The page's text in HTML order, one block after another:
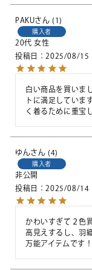
PAKU 1
購入者
20代 女性
投稿日
2025/08/15
白い商品を買いま
トに満足していま
く着るために重宝
ゆん 4
購入者
非公開
投稿日
2025/08/14
かわいすぎて２色
高見えするし、羽
万能アイテムです！